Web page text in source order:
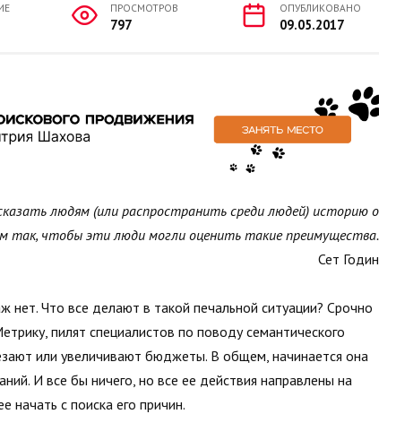
ПРОСМОТРОВ
797
ОПУБЛИКОВАНО
09.05.2017
людям (или распространить среди людей) историю о
так, чтобы эти люди могли оценить такие преимущества.
Сет Годин
нет. Что все делают в такой печальной ситуации? Срочно
пилят специалистов по поводу семантического
или увеличивают бюджеты. В общем, начинается она
И все бы ничего, но все ее действия направлены на
начать с поиска его причин.